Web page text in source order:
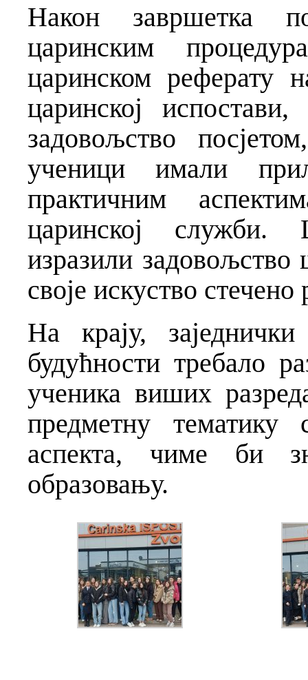
Након завршетка
царинским
царинском реферату
царинској
задовољство
ученици имали
практичним
царинској служби.
изразили задовољство
своје искуство
На крају,
будућности требало
ученика виших
предметну тематику
аспекта, чиме би
образовању.